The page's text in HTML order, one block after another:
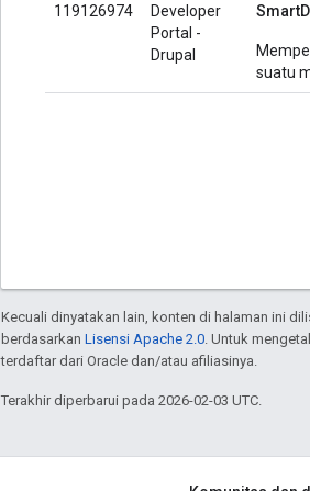
119126974
Developer
Portal -
Drupal
suatu
Kecuali dinyatakan lain, konten di halaman ini
berdasarkan Lisensi Apache 2.0. Untuk
terdaftar dari Oracle dan/atau afiliasinya.
Terakhir diperbarui pada 2026-02-03 UTC.